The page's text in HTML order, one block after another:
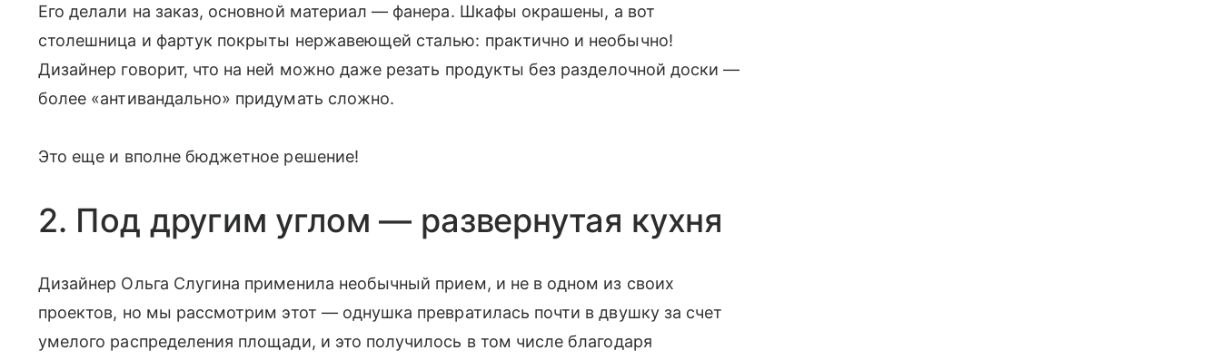
Его делали на заказ, основной материал — фанера. Шкафы окрашены, а вот
столешница и фартук покрыты нержавеющей сталью: практично и необычно!
Дизайнер говорит, что на ней можно даже резать продукты без разделочной доски —
более «антивандально» придумать сложно.
Это еще и вполне бюджетное решение!
2. Под другим углом — развернутая кухня
Дизайнер Ольга Слугина применила необычный прием, и не в одном из своих
проектов, но мы рассмотрим этот — однушка превратилась почти в двушку за счет
умелого распределения площади, и это получилось в том числе благодаря